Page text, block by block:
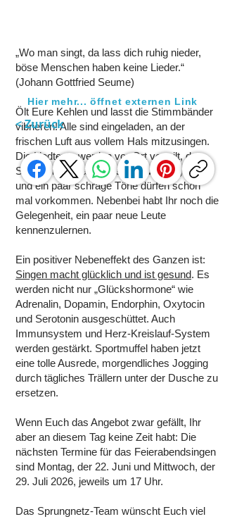
„Wo man singt, da lass dich ruhig nieder,
böse Menschen haben keine Lieder.“
(Johann Gottfried Seume)
Ölt Eure Kehlen und lasst die Stimmbänder
vibrieren! Alle sind eingeladen, an der
frischen Luft aus vollem Hals mitzusingen.
Die Liedtexte werden vor Ort verteilt, der
Spaß an der Sache steht im Vordergrund
und ein paar schräge Töne dürfen schon
mal vorkommen. Nebenbei habt Ihr noch die
Gelegenheit, ein paar neue Leute
kennenzulernen.
Ein positiver Nebeneffekt des Ganzen ist:
Singen macht glücklich und ist gesund. Es
werden nicht nur „Glückshormone“ wie
Adrenalin, Dopamin, Endorphin, Oxytocin
und Serotonin ausgeschüttet. Auch
Immunsystem und Herz-Kreislauf-System
werden gestärkt. Sportmuffel haben jetzt
eine tolle Ausrede, morgendliches Jogging
durch tägliches Trällern unter der Dusche zu
ersetzen.
Wenn Euch das Angebot zwar gefällt, Ihr
aber an diesem Tag keine Zeit habt: Die
nächsten Termine für das Feierabendsingen
sind Montag, der 22. Juni und Mittwoch, der
29. Juli 2026, jeweils um 17 Uhr.
Das Sprungnetz-Team wünscht Euch viel
Hier mehr... öffnet externen Link
< Zurück